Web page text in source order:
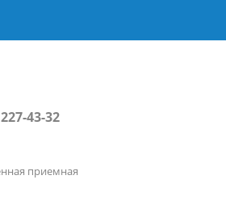
43-32
приемная